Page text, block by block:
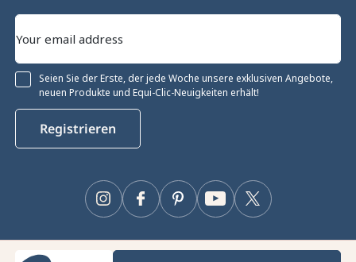
Seien Sie der Erste, der jede Woche unsere exklusiven Angebote,
neuen Produkte und Equi-Clic-Neuigkeiten erhält!
Registrieren
Facebook Twitter
YouTube
Pinterest
Instagram